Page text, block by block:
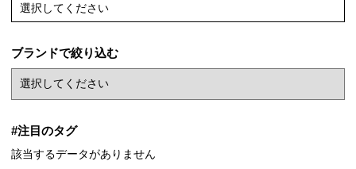
選択してください
ブランドで絞り込む
#注目のタグ
該当するデータがありません